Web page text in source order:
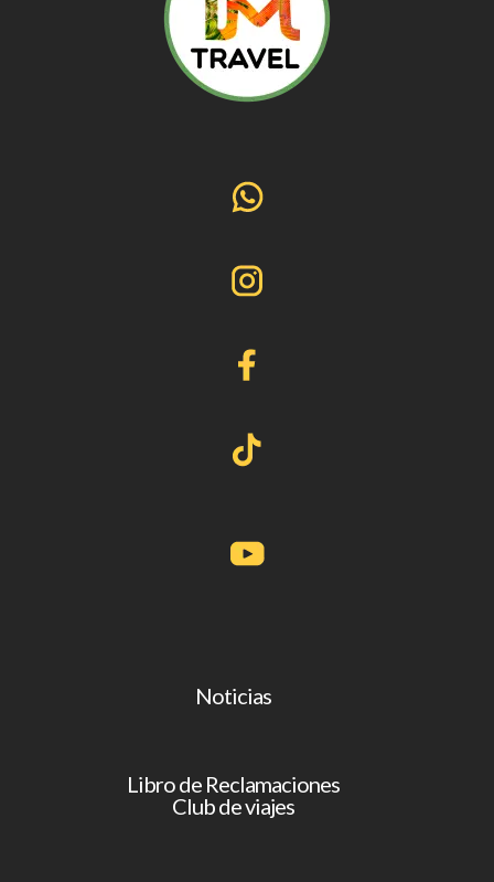
Noticias
Libro de Reclamaciones
Club de viajes